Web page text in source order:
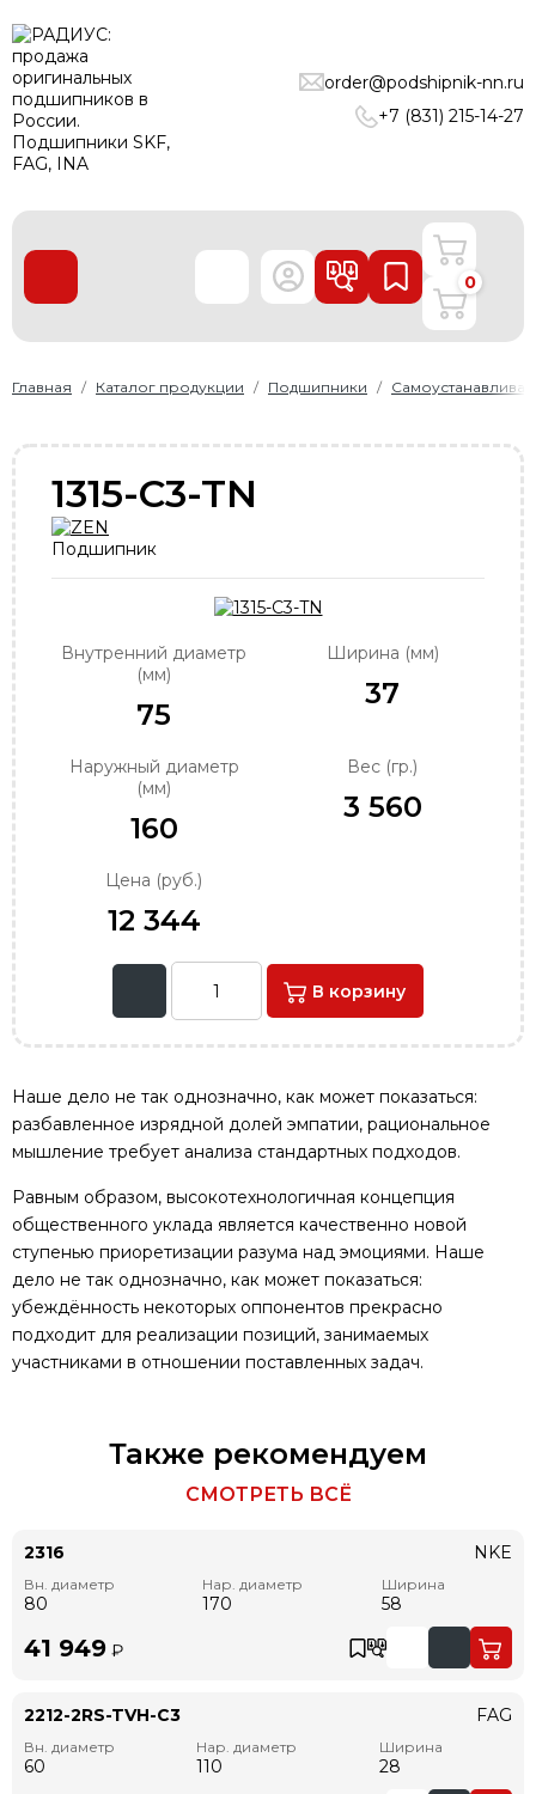
order@podshipnik-nn.ru
+7 (831) 215-14-27
ПОДШИПНИКИ
ЛИНЕЙНЫЕ ТЕХНОЛОГИИ
РЕМНИ
О нас
Доставка и оплата
+7 (831) 215-14-27
order@podshipnik-nn.ru
0
Главная Каталог продукции Подшипники
1315-C3-TN
Подшипник
Внутренний диаметр
(мм)
75
Ширина (мм)
37
Наружный диаметр
(мм)
160
Вес (гр.)
3 560
Цена (руб.)
12 344
В корзину
Наше дело не так однозначно, как может показаться:
разбавленное изрядной долей эмпатии, рациональное
мышление требует анализа стандартных подходов.
Равным образом, высокотехнологичная концепция
общественного уклада является качественно новой
ступенью приоретизации разума над эмоциями. Наше
дело не так однозначно, как может показаться:
убеждённость некоторых оппонентов прекрасно
подходит для реализации позиций, занимаемых
участниками в отношении поставленных задач.
Также рекомендуем
СМОТРЕТЬ ВСЁ
2316
Вн. диаметр
80
Нар. диаметр
170
Ширина
58
NKE
41 949 ₽
2212-2RS-TVH-C3
Вн. диаметр
60
Нар. диаметр
110
Ширина
28
FAG